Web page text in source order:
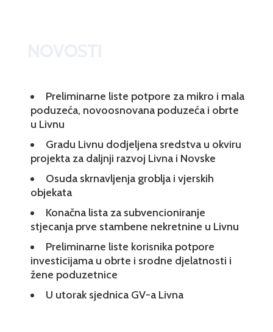
Preliminarne liste potpore za mikro i mala
poduzeća, novoosnovana poduzeća i obrte
u Livnu
Gradu Livnu dodjeljena sredstva u okviru
projekta za daljnji razvoj Livna i Novske
Osuda skrnavljenja groblja i vjerskih
objekata
Konačna lista za subvencioniranje
stjecanja prve stambene nekretnine u Livnu
Preliminarne liste korisnika potpore
investicijama u obrte i srodne djelatnosti i
žene poduzetnice
U utorak sjednica GV-a Livna